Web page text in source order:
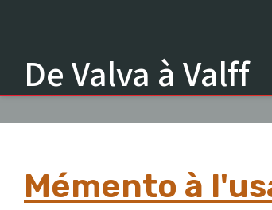
De Valva à Valff
Mémento à